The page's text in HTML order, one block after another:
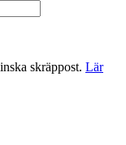
skräppost. Lär